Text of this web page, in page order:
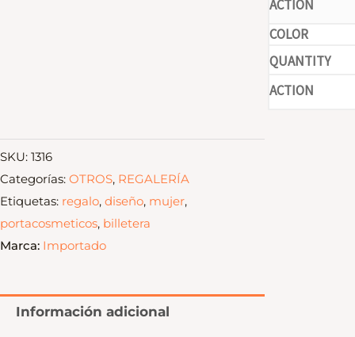
SKU: 1316
Categorías: OTROS, REGALERÍA
Etiquetas: regalo, diseño, mujer,
portacosmeticos, billetera
Marca: Importado
Información adicional